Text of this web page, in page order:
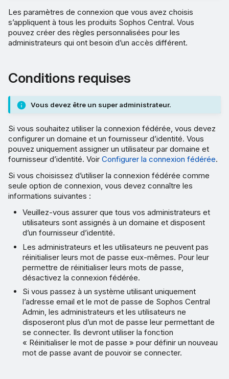
Les paramètres de connexion que vous avez choisis
s’appliquent à tous les produits Sophos Central. Vous
pouvez créer des règles personnalisées pour les
administrateurs qui ont besoin d’un accès différent.
Conditions requises
Vous devez être un super administrateur.
Si vous souhaitez utiliser la connexion fédérée, vous devez
configurer un domaine et un fournisseur d’identité. Vous
pouvez uniquement assigner un utilisateur par domaine et
fournisseur d’identité. Voir Configurer la connexion fédérée.
Si vous choisissez d’utiliser la connexion fédérée comme
seule option de connexion, vous devez connaître les
informations suivantes :
Veuillez-vous assurer que tous vos administrateurs et
utilisateurs sont assignés à un domaine et disposent
d’un fournisseur d’identité.
Les administrateurs et les utilisateurs ne peuvent pas
réinitialiser leurs mot de passe eux-mêmes. Pour leur
permettre de réinitialiser leurs mots de passe,
désactivez la connexion fédérée.
Si vous passez à un système utilisant uniquement
l’adresse email et le mot de passe de Sophos Central
Admin, les administrateurs et les utilisateurs ne
disposeront plus d’un mot de passe leur permettant de
se connecter. Ils devront utiliser la fonction
« Réinitialiser le mot de passe » pour définir un nouveau
mot de passe avant de pouvoir se connecter.